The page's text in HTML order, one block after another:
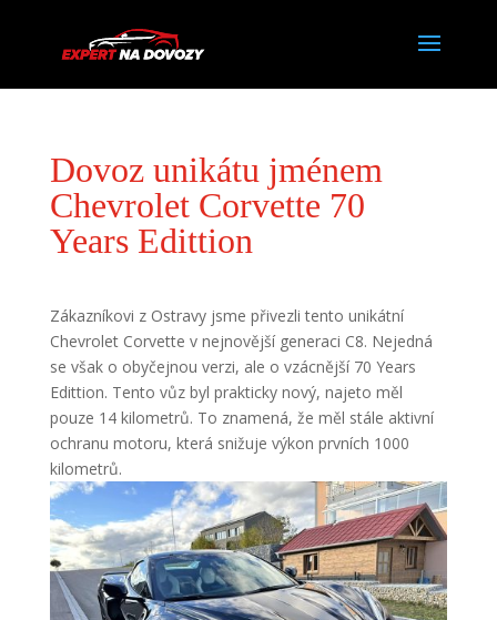
Dovoz unikátu jménem
Chevrolet Corvette 70
Years Edittion
Zákazníkovi z Ostravy jsme přivezli tento unikátní
Chevrolet Corvette v nejnovější generaci C8. Nejedná
se však o obyčejnou verzi, ale o vzácnější 70 Years
Edittion. Tento vůz byl prakticky nový, najeto měl
pouze 14 kilometrů. To znamená, že měl stále aktivní
ochranu motoru, která snižuje výkon prvních 1000
kilometrů.